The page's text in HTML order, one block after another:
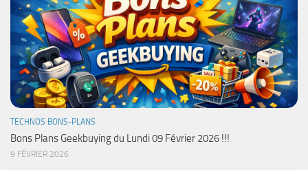
TECHNOS BONS-PLANS
Bons Plans Geekbuying du Lundi 09 Février 2026 !!!
9 FÉVRIER 2026